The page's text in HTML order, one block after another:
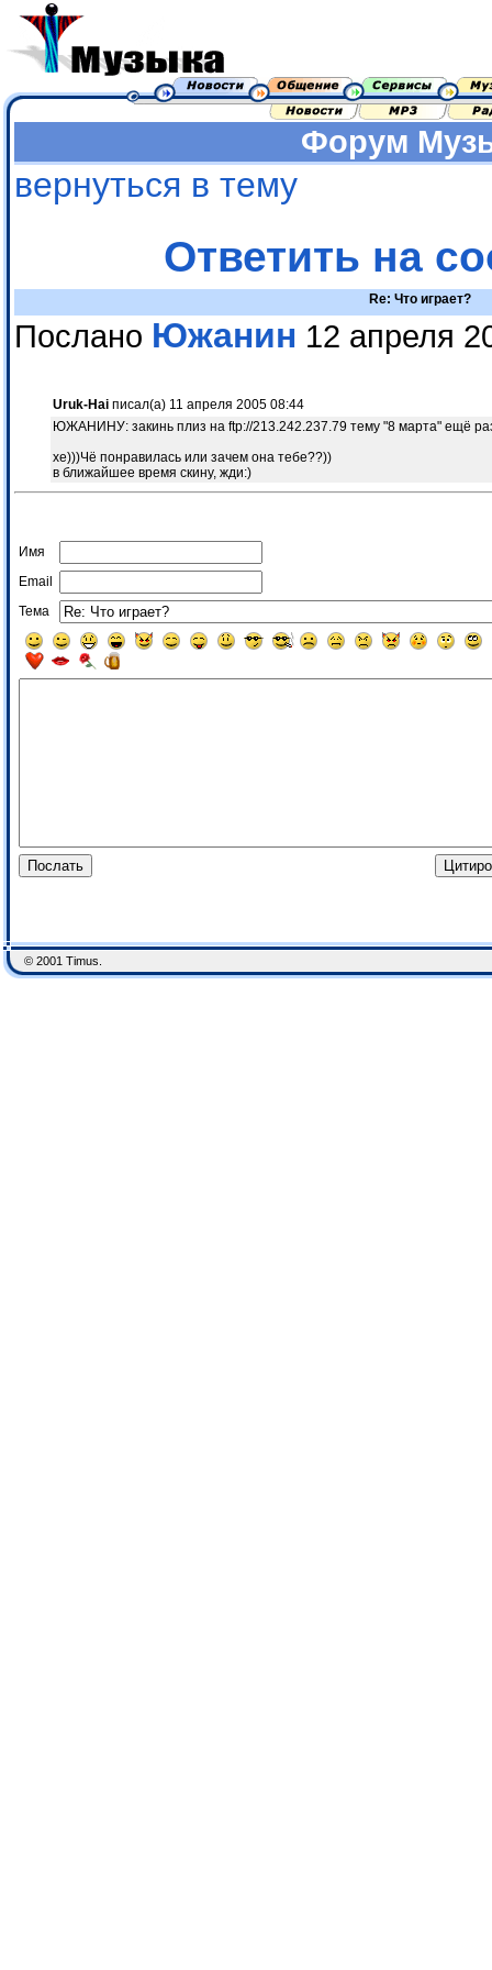
Форум
вернуться в тему
Ответить на
Re: Что играет?
Послано Южанин 12 апреля
Uruk-Hai писал(а) 11 апреля 2005 08:44
ЮЖАНИНУ: закинь плиз на ftp://213.242.237.79 тему "8 марта" ещё
хе)))Чё понравилась или зачем она тебе??))
в ближайшее время скину, жди:)
Имя
Email
Тема
© 2001 Timus.